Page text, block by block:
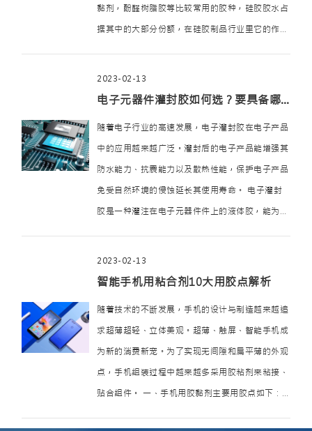
黏剂，酚醛树脂胶等比较常用的胶种，硅胶胶水占
据其中的大部分份额，在硅胶制品行业里它的作用
法直接成型的情况下都会选用粘接工艺。 …
2023-02-13
电子元器件灌封胶如何选？要具备哪些性能？
随着电子行业的高速发展，电子灌封胶在电子产品
中的应用越来越广泛。灌封后的电子产品能增强其
防水能力、抗震能力以及散热性能，保护电子产品
免受自然环境的侵蚀延长其使用寿命。 电子灌封
胶是一种灌注在电子元器件件上的液体胶，能为电
件的使用稳定性 …
2023-02-13
智能手机用粘合剂10大用胶点解析
随着技术的不断发展，手机的设计与制造越来越追
求超薄超轻、立体美观。超薄、触屏、智能手机成
为新的消费新宠。为了实现无间隙和扁平薄的外观
点，手机组装过程中越来越多采用胶粘剂来粘接、
贴合组件。 一、手机用胶黏剂主要用胶点如下：